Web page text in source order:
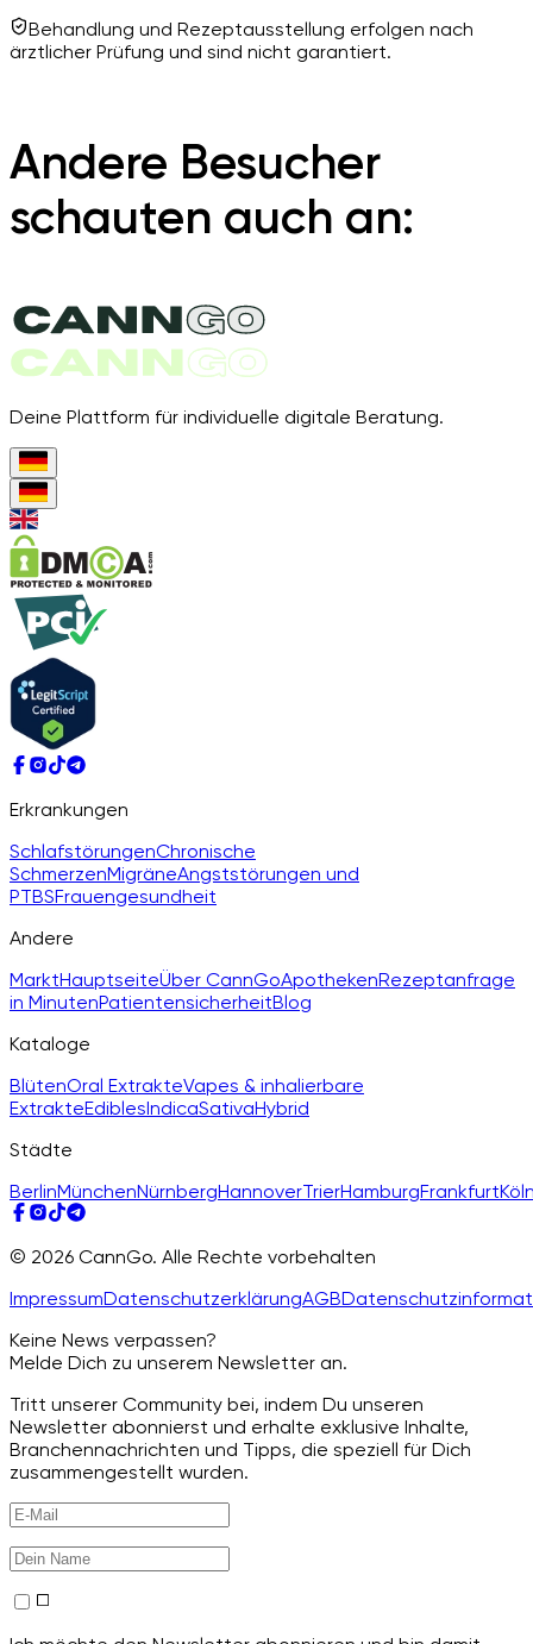
Behandlung und Rezeptausstellung erfolgen nach
ärztlicher Prüfung und sind nicht garantiert.
Andere Besucher
schauten auch an:
Deine Plattform für individuelle digitale Beratung.
Erkrankungen
SchlafstörungenChronische
SchmerzenMigräneAngststörungen und
PTBSFrauengesundheit
Andere
MarktHauptseiteÜber CannGoApothekenRezeptanfrage
in MinutenPatientensicherheitBlog
Kataloge
BlütenOral ExtrakteVapes & inhalierbare
ExtrakteEdiblesIndicaSativaHybrid
Städte
BerlinMünchenNürnbergHannoverTrierHamburgFrankfurt
© 2026 CannGo. Alle Rechte vorbehalten
ImpressumDatenschutzerklärungAGB
Keine News verpassen?
Melde Dich zu unserem Newsletter an.
Tritt unserer Community bei, indem Du unseren
Newsletter abonnierst und erhalte exklusive Inhalte,
Branchennachrichten und Tipps, die speziell für Dich
zusammengestellt wurden.